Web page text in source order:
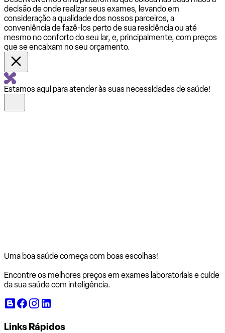
decisão de onde realizar seus exames, levando em
consideração a qualidade dos nossos parceiros, a
conveniência de fazê-los perto de sua residência ou até
mesmo no conforto do seu lar, e, principalmente, com preços
que se encaixam no seu orçamento.
Estamos aqui para atender às suas necessidades de saúde!
Uma boa saúde começa com boas escolhas!
Encontre os melhores preços em exames laboratoriais e cuide
da sua saúde com inteligência.
Links Rápidos